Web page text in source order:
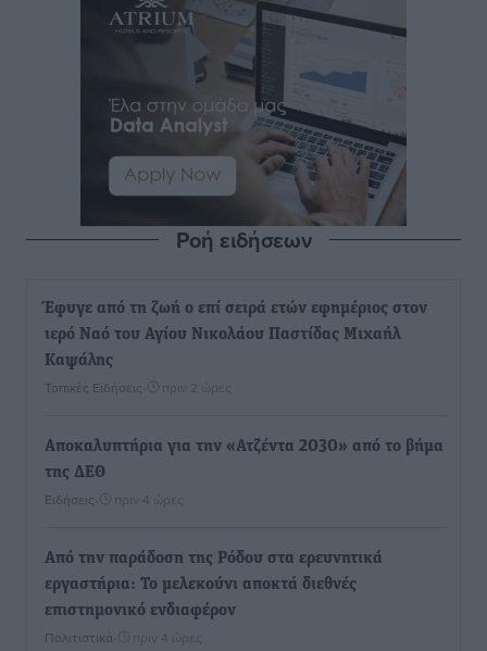
Ροή ειδήσεων
Έφυγε από τη ζωή ο επί σειρά ετών εφημέριος στον
ιερό Ναό του Αγίου Νικολάου Παστίδας Μιχαήλ
Καψάλης
Τοπικές Ειδήσεις πριν 2 ώρες
Αποκαλυπτήρια για την «Ατζέντα 2030» από το βήμα
της ΔΕΘ
Ειδήσεις πριν 4 ώρες
Από την παράδοση της Ρόδου στα ερευνητικά
εργαστήρια: Το μελεκούνι αποκτά διεθνές
επιστημονικό ενδιαφέρον
Πολιτιστικά πριν 4 ώρες